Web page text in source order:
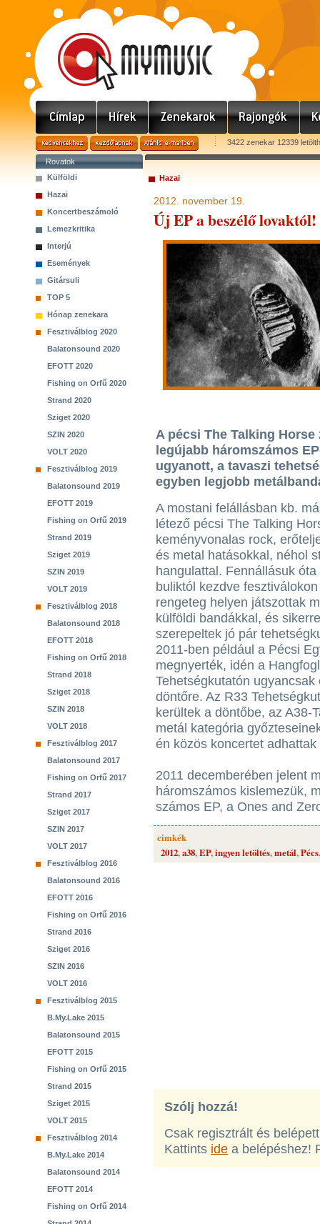
3422 zenekar 12339
Rovatok
Külföldi
Hazai
Koncertbeszámoló
Lemezkritika
Interjú
Események
Gitársuli
TOP 5
Hónap zenekara
Fesztiválblog 2020
Balatonsound 2020
EFOTT 2020
Fishing on Orfű 2020
Strand 2020
Sziget 2020
SZIN 2020
VOLT 2020
Fesztiválblog 2019
Balatonsound 2019
EFOTT 2019
Fishing on Orfű 2019
Strand 2019
Sziget 2019
SZIN 2019
VOLT 2019
Fesztiválblog 2018
Balatonsound 2018
EFOTT 2018
Fishing on Orfű 2018
Strand 2018
Sziget 2018
SZIN 2018
VOLT 2018
Fesztiválblog 2017
Balatonsound 2017
Fishing on Orfű 2017
Strand 2017
Sziget 2017
SZIN 2017
VOLT 2017
Fesztiválblog 2016
Balatonsound 2016
EFOTT 2016
Fishing on Orfű 2016
Strand 2016
Sziget 2016
SZIN 2016
VOLT 2016
Fesztiválblog 2015
B.My.Lake 2015
Balatonsound 2015
EFOTT 2015
Fishing on Orfű 2015
Strand 2015
Sziget 2015
VOLT 2015
Fesztiválblog 2014
B.My.Lake 2014
Balatonsound 2014
EFOTT 2014
Fishing on Orfű 2014
Hazai
2012. november 19.
Új EP a beszélő lovaktól!
A pécsi The Talking
legújabb háromszámos
ugyanott, a tavaszi
egyben legjobb
A mostani felállásban kb.
létező pécsi The Talking
keményvonalas rock,
és metal hatásokkal, néhol
hangulattal. Fennállásuk
buliktól kezdve
rengeteg helyen játszottak
külföldi bandákkal, és
szerepeltek jó pár
2011-ben például a Pécsi
megnyerték, idén a
Tehetségkutatón
döntőre. Az R33
kerültek a döntőbe, az A38-
metál kategória
én közös koncertet
2011 decemberében jelent
háromszámos kislemezük,
számos EP, a Ones and
cimkék
2012,a38,EP,ingyen letöltés,metál,Pécs
Szólj hozzá!
Csak regisztrált és
Kattints ide a belépéshez!